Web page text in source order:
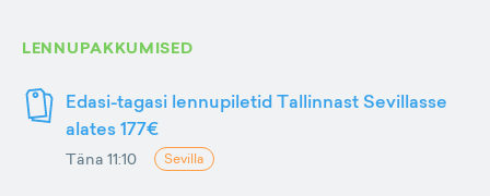
LENNUPAKKUMISED
Edasi-tagasi lennupiletid Tallinnast Sevillasse
alates 177€
Täna 11:10 Sevilla